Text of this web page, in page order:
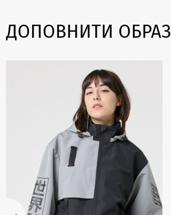
ДОПОВНИТИ ОБРАЗ